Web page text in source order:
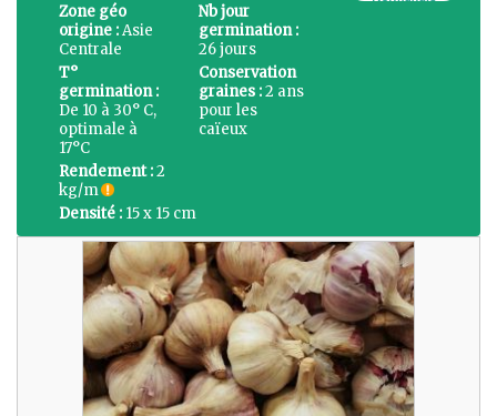
Zone géo
origine :Asie
Centrale
Nb jour
germination :
26 jours
T°
germination :
De 10 à 30° C,
optimale à
17°C
Conservation
graines :2 ans
pour les
caïeux
Rendement :2
kg/m
Densité : 15 x 15 cm